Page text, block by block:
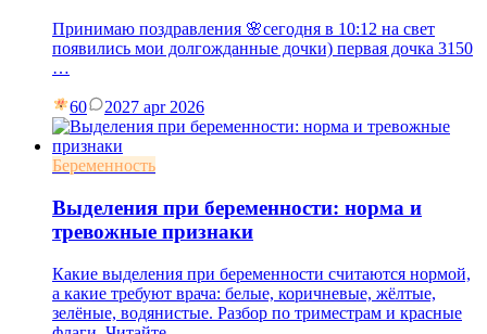
Принимаю поздравления 🌸сегодня в 10:12 на свет
появились мои долгожданные дочки) первая дочка 3150
…
60 2027 apr 2026
Беременность
Выделения при беременности: норма и
тревожные признаки
Какие выделения при беременности считаются нормой,
а какие требуют врача: белые, коричневые, жёлтые,
зелёные, водянистые. Разбор по триместрам и красные